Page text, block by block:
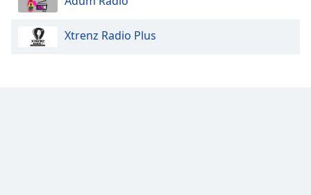
Opacity Xtrenz Radio Plus